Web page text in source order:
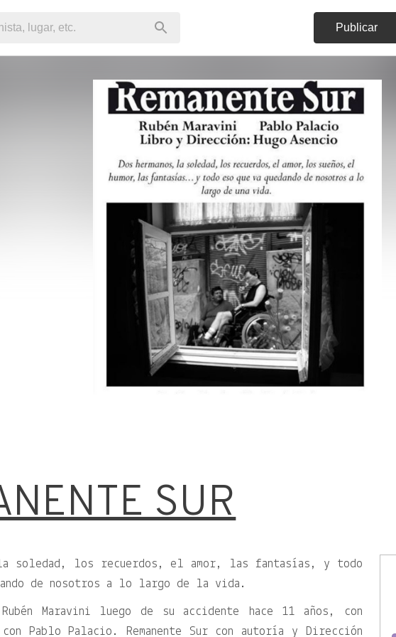
Publicar
SUR
la soledad, los recuerdos, el amor, las fantasías, y todo
de nosotros a lo largo de la vida.
Maravini luego de su accidente hace 11 años, con
Pablo Palacio. Remanente Sur con autoría y Dirección